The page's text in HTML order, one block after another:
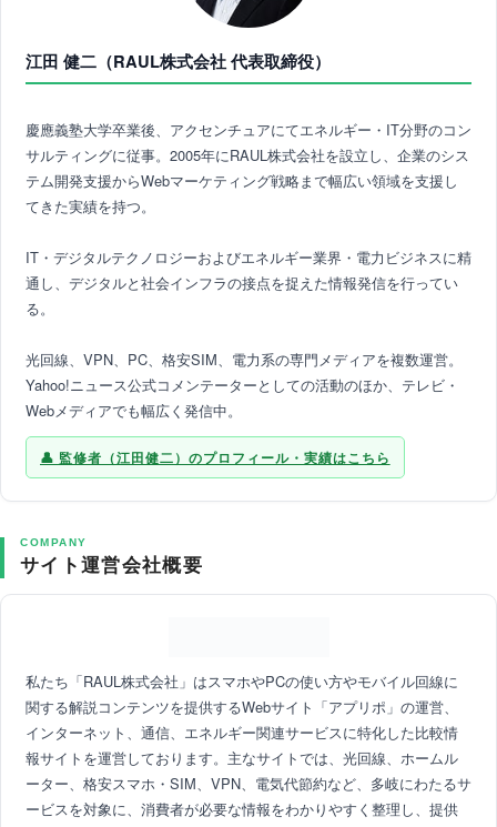
江田 健二（RAUL株式会社 代表取締役）
慶應義塾大学卒業後、アクセンチュアにてエネルギー・IT分野のコン
サルティングに従事。2005年にRAUL株式会社を設立し、企業のシス
テム開発支援からWebマーケティング戦略まで幅広い領域を支援し
てきた実績を持つ。
IT・デジタルテクノロジーおよびエネルギー業界・電力ビジネスに精
通し、デジタルと社会インフラの接点を捉えた情報発信を行ってい
る。
光回線、VPN、PC、格安SIM、電力系の専門メディアを複数運営。
Yahoo!ニュース公式コメンテーターとしての活動のほか、テレビ・
Webメディアでも幅広く発信中。
監修者（江田健二）のプロフィール・実績はこちら
COMPANY
サイト運営会社概要
私たち「RAUL株式会社」はスマホやPCの使い方やモバイル回線に
関する解説コンテンツを提供するWebサイト「アプリポ」の運営、
インターネット、通信、エネルギー関連サービスに特化した比較情
報サイトを運営しております。主なサイトでは、光回線、ホームル
ーター、格安スマホ・SIM、VPN、電気代節約など、多岐にわたるサ
ービスを対象に、消費者が必要な情報をわかりやすく整理し、提供